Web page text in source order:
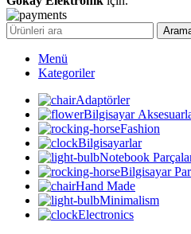
Menü
Kategoriler
Adaptörler
Bilgisayar
Fashion
Bilgisayarlar
Notebook
Bilgisayar
Hand Made
Minimalism
Electronics